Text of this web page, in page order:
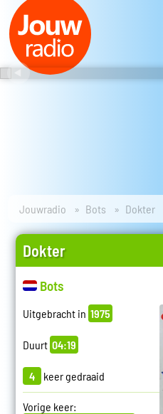
Jouwradio Bots Dokter
Dokter
Bots
Uitgebracht in 1975
Duurt 04:19
4 keer gedraaid
Vorige keer: